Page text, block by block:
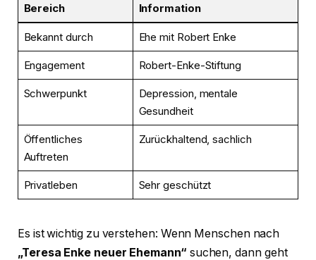
Bereich Information
Bekannt durch Ehe mit Robert Enke
Engagement Robert-Enke-Stiftung
Schwerpunkt
Depression, mentale
Gesundheit
Öffentliches
Auftreten
Zurückhaltend, sachlich
Privatleben Sehr geschützt
Es ist wichtig zu verstehen: Wenn Menschen nach
„Teresa Enke neuer Ehemann“ suchen, dann geht